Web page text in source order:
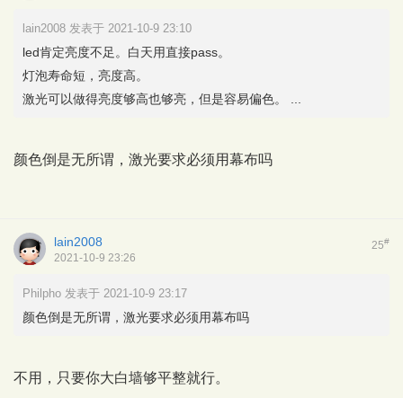
lain2008 发表于 2021-10-9 23:10
led肯定亮度不足。白天用直接pass。
灯泡寿命短，亮度高。
激光可以做得亮度够高也够亮，但是容易偏色。 ...
颜色倒是无所谓，激光要求必须用幕布吗
25#
lain2008
2021-10-9 23:26
Philpho 发表于 2021-10-9 23:17
颜色倒是无所谓，激光要求必须用幕布吗
不用，只要你大白墙够平整就行。